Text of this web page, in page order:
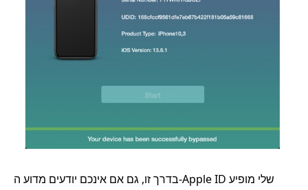
בדרך זו, גם אם אינכם יודעים מדוע ה-Apple ID שלי מופיע